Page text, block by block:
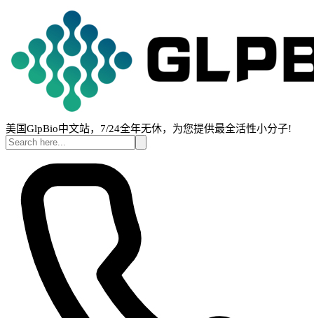
美国GlpBio中文站，7/24全年无休，为您提供最全活性小分子!